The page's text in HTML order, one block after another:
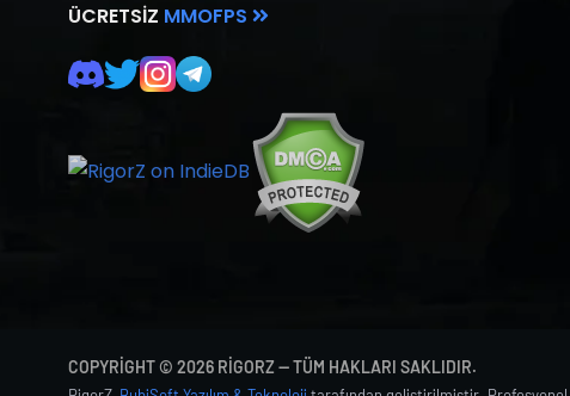
ÜCRETSIZ MMOFPS
COPYRIGHT © 2026 RIGORZ — TÜM HAKLARI SAKLIDIR.